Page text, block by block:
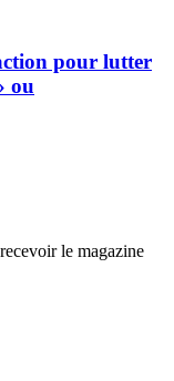
pour lutter
ou
le magazine